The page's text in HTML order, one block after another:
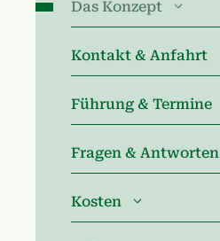
Das Konzept
Kontakt & Anfahrt
Führung & Termine
Fragen & Antworten
Kosten